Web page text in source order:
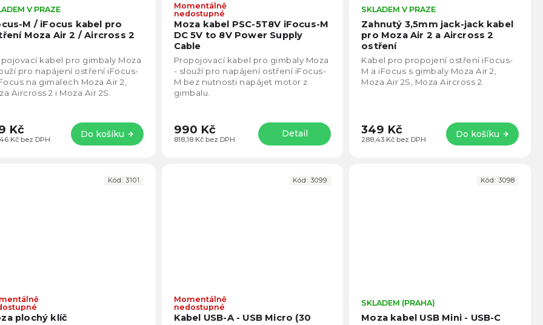
M / iFocus kabel pro
Moza Air 2 / Aircross 2
Průměrné
hodnocení
produktu
hvězdiček.
V PRAZE
Kč bez DPH
Kč Do košíku
kabel pro gimbaly Moza
pro napájení ostření iFocus-
na gimalech Moza Air 2,
Aircross 2 i Moza Air 2S.
Moza kabel PSC-5T8V iFocus-M
DC 5V to 8V Power Supply
Cable
Průměrné
hodnocení
produktu
Momentálně
nedostupné
818,18 Kč bez DPH
990 Kč Detail
Propojovací kabel pro gimbaly Moza
- slouží pro napájení ostření iFocus-
M bez nutnosti napájet motor z
gimbalu.
Zahnutý 3,5mm jack-jack kabel
pro Moza Air 2 a Aircross 2
ostření
SKLADEM V PRAZE
288,43 Kč bez DPH
349 Kč Do košíku
Kabel pro propojení ostření iFocus-
M a iFocus s gimbaly Moza Air 2,
Moza Air 2S, Moza Aircross 2.
plochý klíč
Průměrné
hodnocení
Kód:3101
Kabel USB-A - USB Micro (30
Průměrné
hodnocení
Momentálně
nedostupné
Kód:3099
Moza kabel USB Mini - USB-C
SKLADEM (PRAHA)
Kód:3098